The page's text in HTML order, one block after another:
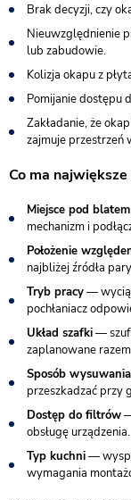
Brak decyzji, czy
Nieuwzględnienie
lub zabudowie.
Kolizja okapu z
Pomijanie dostępu
Zakładanie, że
zajmuje przestrzeń
Co ma
Miejsce pod blatem
mechanizm i
Położenie
najbliżej źródła
Tryb pracy—
pochłaniacz
Układ szafki—
zaplanowane
Sposób wysuwania
przeszkadzać przy
Dostęp do filtrów
obsługę urządzenia.
Typ kuchni—
wymagania